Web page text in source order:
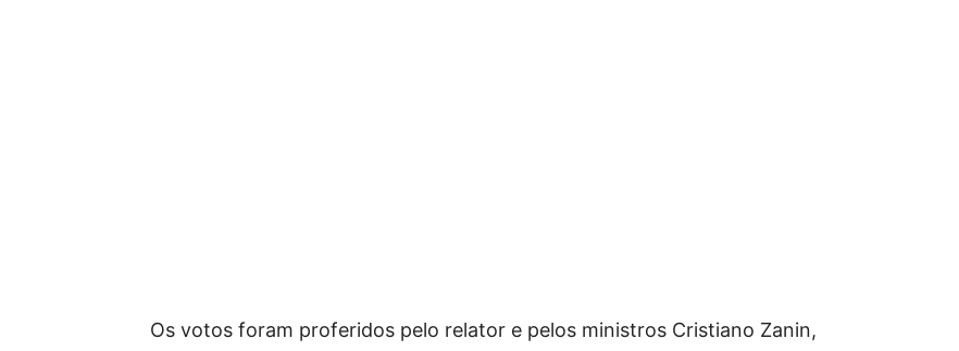
Os votos foram proferidos pelo relator e pelos ministros Cristiano Zanin,